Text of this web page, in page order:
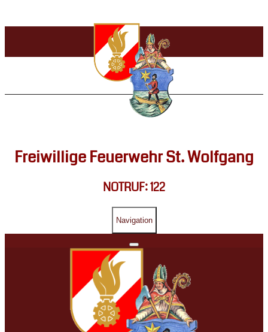
Freiwillige Feuerwehr St. Wolfgang
NOTRUF: 122
Navigation